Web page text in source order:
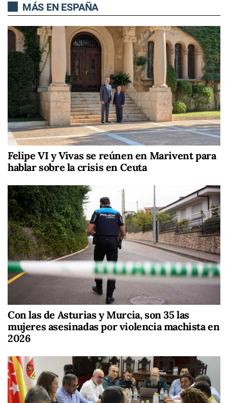
MÁS EN ESPAÑA
Felipe VI y Vivas se reúnen en Marivent para
hablar sobre la crisis en Ceuta
Con las de Asturias y Murcia, son 35 las
mujeres asesinadas por violencia machista en
2026